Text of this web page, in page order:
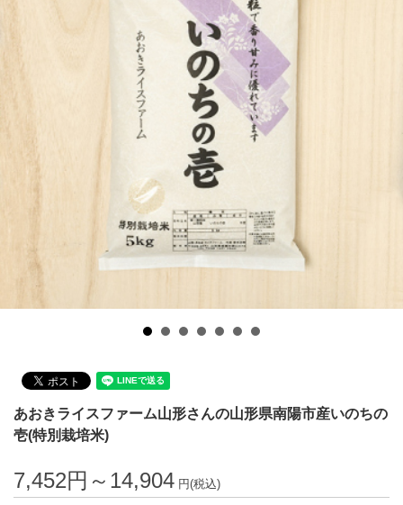
あおきライスファーム山形さんの山形県南陽市産いのちの
壱(特別栽培米)
7,452円～14,904 円(税込)